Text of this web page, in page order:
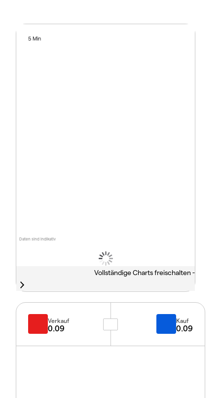
Daten sind indikativ
5 Min
Vollständige Charts freischalten -
Verkauf
0.09
Kauf
0.09